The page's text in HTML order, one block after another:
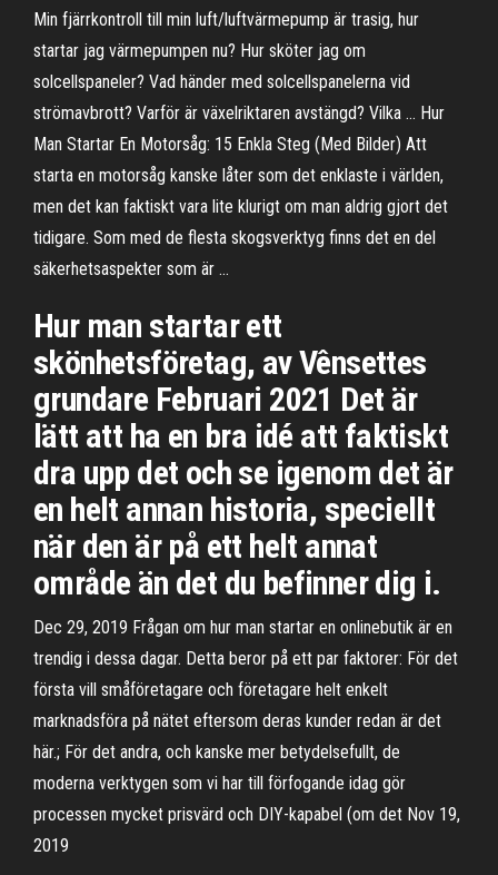
Min fjärrkontroll till min luft/luftvärmepump är trasig, hur
startar jag värmepumpen nu? Hur sköter jag om
solcellspaneler? Vad händer med solcellspanelerna vid
strömavbrott? Varför är växelriktaren avstängd? Vilka … Hur
Man Startar En Motorsåg: 15 Enkla Steg (Med Bilder) Att
starta en motorsåg kanske låter som det enklaste i världen,
men det kan faktiskt vara lite klurigt om man aldrig gjort det
tidigare. Som med de flesta skogsverktyg finns det en del
säkerhetsaspekter som är …
Hur man startar ett
skönhetsföretag, av Vênsettes
grundare Februari 2021 Det är
lätt att ha en bra idé att faktiskt
dra upp det och se igenom det är
en helt annan historia, speciellt
när den är på ett helt annat
område än det du befinner dig i.
Dec 29, 2019 Frågan om hur man startar en onlinebutik är en
trendig i dessa dagar. Detta beror på ett par faktorer: För det
första vill småföretagare och företagare helt enkelt
marknadsföra på nätet eftersom deras kunder redan är det
här.; För det andra, och kanske mer betydelsefullt, de
moderna verktygen som vi har till förfogande idag gör
processen mycket prisvärd och DIY-kapabel (om det Nov 19,
2019